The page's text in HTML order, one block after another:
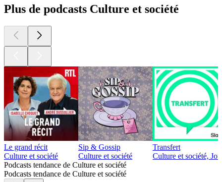
Plus de podcasts Culture et société
Le grand récit
Culture et société
Sip & Gossip
Culture et société
Transfert
Culture et société,
Podcasts tendance de Culture et société
Podcasts tendance de Culture et société